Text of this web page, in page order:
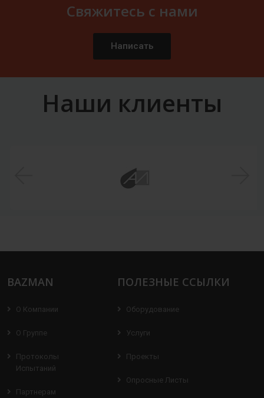
Свяжитесь с нами
Написать
Наши клиенты
BAZMAN
О Компании
О Группе
Протоколы
Испытаний
Партнерам
ПОЛЕЗНЫЕ ССЫЛКИ
Оборудование
Услуги
Проекты
Опросные Листы